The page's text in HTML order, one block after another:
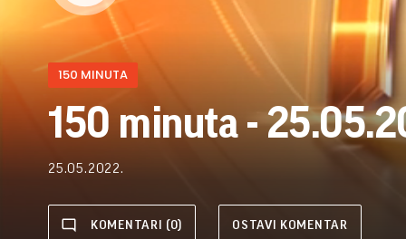
150 MINUTA
150 minuta -
25.05.2022.
KOMENTARI (0) OSTAVI KOMENTAR